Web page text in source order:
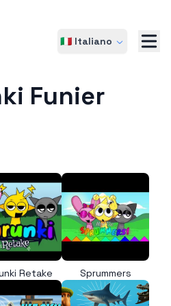
🇮🇹 Italiano
Funier
Retake Sprummers